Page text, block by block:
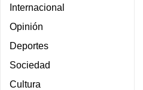
Internacional
Opinión
Deportes
Sociedad
Cultura